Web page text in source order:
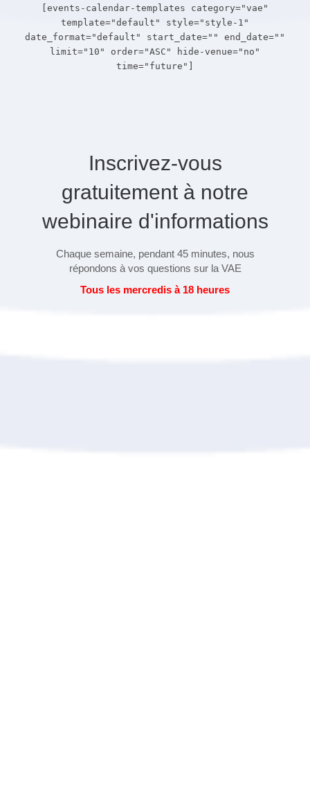
[events-calendar-templates category="vae"
template="default" style="style-1"
date_format="default" start_date="" end_date=""
limit="10" order="ASC" hide-venue="no"
time="future"]
Inscrivez-vous
gratuitement à notre
webinaire d'informations
Chaque semaine, pendant 45 minutes, nous
répondons à vos questions sur la VAE
Tous les mercredis à 18 heures